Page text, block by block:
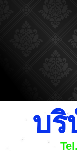
บริ